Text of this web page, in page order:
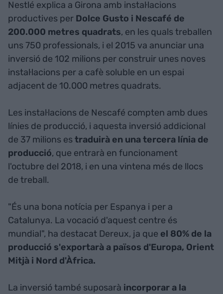
Nestlé explica a Girona amb instal·lacions
productives per Dolce Gusto i Nescafé de
200.000 metres quadrats, en les quals treballen
uns 750 professionals, i el 2015 va anunciar una
inversió de 102 milions per construir unes noves
instal·lacions per a cafè soluble en un espai
adjacent de 10.000 metres quadrats.
Les instal·lacions de Nescafé compten amb dues
línies de producció, i aquesta inversió addicional
de 37 milions estraduirà en una tercera línia de
producció, que entrarà en funcionament
l'octubre del 2018, i en una vintena més de llocs
de treball.
"És una bona notícia per Espanya i per a
Catalunya. La vocació d'aquest centre és
mundial", ha destacat Dereux, ja que el 80% de la
producció s'exportarà a països d'Europa, Orient
Mitjà i Nord d'Àfrica.
La inversió també suposarà incorporar a la